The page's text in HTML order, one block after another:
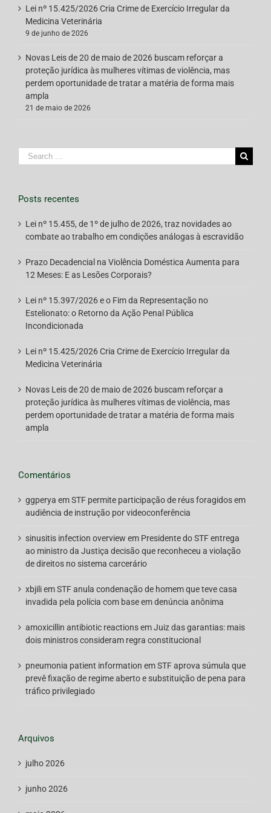
Lei nº 15.425/2026 Cria Crime de Exercício Irregular da
Medicina Veterinária
9 de junho de 2026
Novas Leis de 20 de maio de 2026 buscam reforçar a
proteção jurídica às mulheres vítimas de violência, mas
perdem oportunidade de tratar a matéria de forma mais
ampla
21 de maio de 2026
Search
for:
Posts recentes
Lei nº 15.455, de 1º de julho de 2026, traz novidades ao
combate ao trabalho em condições análogas à escravidão
Prazo Decadencial na Violência Doméstica Aumenta para
12 Meses: E as Lesões Corporais?
Lei nº 15.397/2026 e o Fim da Representação no
Estelionato: o Retorno da Ação Penal Pública
Incondicionada
Lei nº 15.425/2026 Cria Crime de Exercício Irregular da
Medicina Veterinária
Novas Leis de 20 de maio de 2026 buscam reforçar a
proteção jurídica às mulheres vítimas de violência, mas
perdem oportunidade de tratar a matéria de forma mais
ampla
Comentários
ggperya emSTF permite participação de réus foragidos em
audiência de instrução por videoconferência
sinusitis infection overview em Presidente do STF entrega
ao ministro da Justiça decisão que reconheceu a violação
de direitos no sistema carcerário
xbjiliemSTF anula condenação de homem que teve casa
invadida pela polícia com base em denúncia anônima
amoxicillin antibiotic reactionsemJuiz das garantias: mais
dois ministros consideram regra constitucional
pneumonia patient information emSTF aprova súmula que
prevê fixação de regime aberto e substituição de pena para
tráfico privilegiado
Arquivos
julho 2026
junho 2026